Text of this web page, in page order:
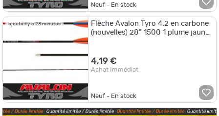
Neuf - En stock
ajouté il y a 23 minutes
Flèche Avalon Tyro 4.2 en carbone
(nouvelles) 28" 1500 1 plume jaune
4,19 €
Achat Immédiat
Neuf - En stock